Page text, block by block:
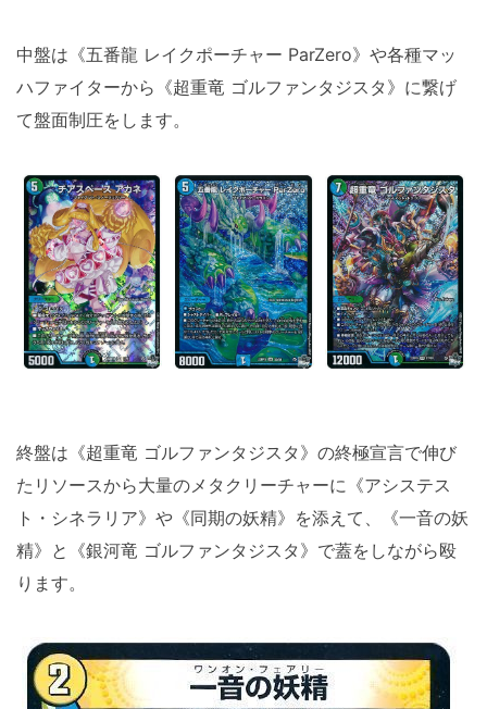
中盤は《五番龍 レイクポーチャー ParZero》や各種マッ
ハファイターから《超重竜 ゴルファンタジスタ》に繋げ
て盤面制圧をします。
終盤は《超重竜 ゴルファンタジスタ》の終極宣言で伸び
たリソースから大量のメタクリーチャーに《アシステス
ト・シネラリア》や《同期の妖精》を添えて、《一音の妖
精》と《銀河竜 ゴルファンタジスタ》で蓋をしながら殴
ります。